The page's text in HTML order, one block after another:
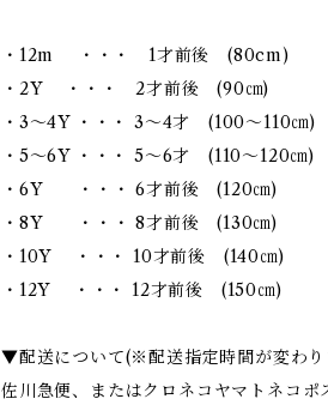
・12m ・・・ 1才前後 (80cm)
・2Y ・・・ 2才前後 (90㎝)
・3～4Y ・・・ 3～4才 (100～110㎝)
・5～6Y ・・・ 5～6才 (110～120㎝)
・6Y ・・・ 6才前後 (120㎝)
・8Y ・・・ 8才前後 (130㎝)
・10Y ・・・ 10才前後 (140㎝)
・12Y ・・・ 12才前後 (150㎝)
▼配送について(※配送指定時間が変わり
佐川急便、またはクロネコヤマトネコポ